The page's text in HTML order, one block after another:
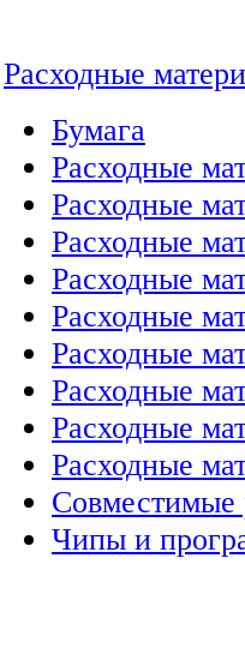
Расходные
Бумага
Расходные
Расходные
Расходные
Расходные
Расходные
Расходные
Расходные
Расходные
Расходные
Совместимые
Чипы и